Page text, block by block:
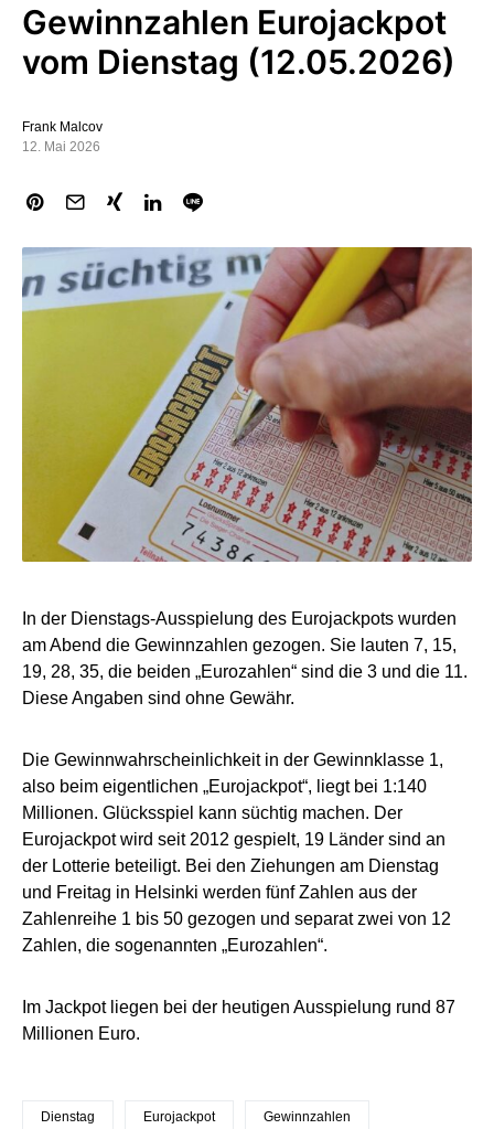
Gewinnzahlen Eurojackpot
vom Dienstag (12.05.2026)
Frank Malcov
12. Mai 2026
In der Dienstags-Ausspielung des Eurojackpots wurden
am Abend die Gewinnzahlen gezogen. Sie lauten 7, 15,
19, 28, 35, die beiden „Eurozahlen“ sind die 3 und die 11.
Diese Angaben sind ohne Gewähr.
Die Gewinnwahrscheinlichkeit in der Gewinnklasse 1,
also beim eigentlichen „Eurojackpot“, liegt bei 1:140
Millionen. Glücksspiel kann süchtig machen. Der
Eurojackpot wird seit 2012 gespielt, 19 Länder sind an
der Lotterie beteiligt. Bei den Ziehungen am Dienstag
und Freitag in Helsinki werden fünf Zahlen aus der
Zahlenreihe 1 bis 50 gezogen und separat zwei von 12
Zahlen, die sogenannten „Eurozahlen“.
Im Jackpot liegen bei der heutigen Ausspielung rund 87
Millionen Euro.
Dienstag Eurojackpot Gewinnzahlen